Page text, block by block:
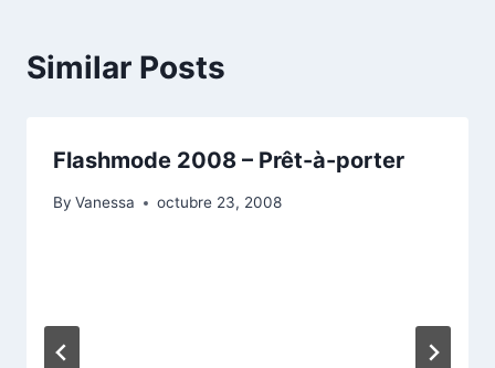
Similar Posts
Flashmode 2008 – Prêt-à-porter
By Vanessa octubre 23, 2008